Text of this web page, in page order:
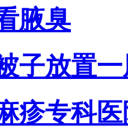
腋臭
子放置
疹专科